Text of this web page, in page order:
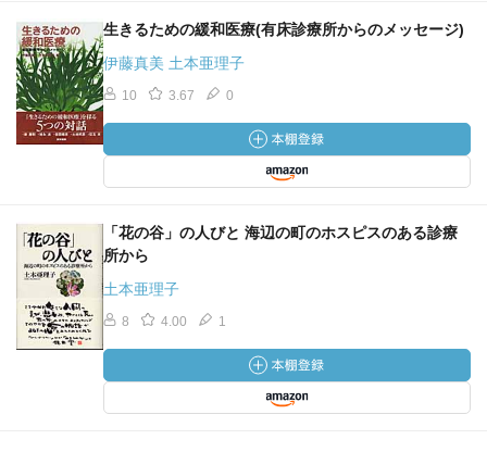
生きるための緩和医療(有床診療所からのメッセージ)
伊藤真美 土本亜理子
10 3.67 0
「花の谷」の人びと 海辺の町のホスピスのある診療
所から
土本亜理子
8 4.00 1